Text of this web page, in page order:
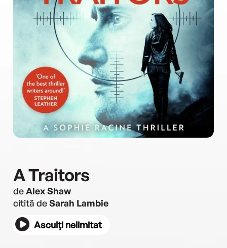
A Traitors
deAlex Shaw
citită deSarah Lambie
Asculți nelimitat